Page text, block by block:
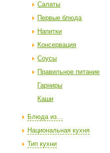
Салаты
Первые блюда
Напитки
Консервация
Соусы
Правильное питание
Гарниры
Каши
Блюда из...
Национальная кухня
Тип кухни